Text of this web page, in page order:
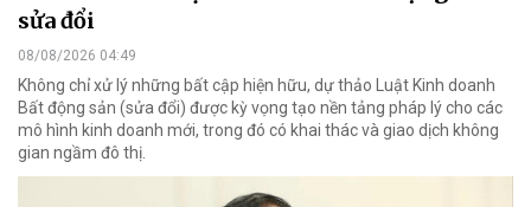
sửa đổi
08/08/2026 04:49
Không chỉ xử lý những bất cập hiện hữu, dự thảo Luật Kinh doanh
Bất động sản (sửa đổi) được kỳ vọng tạo nền tảng pháp lý cho các
mô hình kinh doanh mới, trong đó có khai thác và giao dịch không
gian ngầm đô thị.